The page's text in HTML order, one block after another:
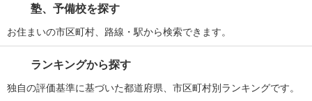
塾、予備校を探す
お住まいの市区町村、路線・駅から検索できます。
ランキングから探す
独自の評価基準に基づいた都道府県、市区町村別ランキングです。